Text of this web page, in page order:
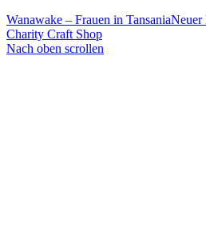
Wanawake – Frauen in TansaniaNeuer
Charity Craft Shop
Nach oben scrollen